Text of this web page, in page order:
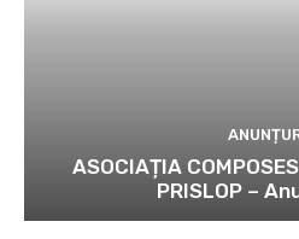
ASOCIAȚIA
PRISLOP –